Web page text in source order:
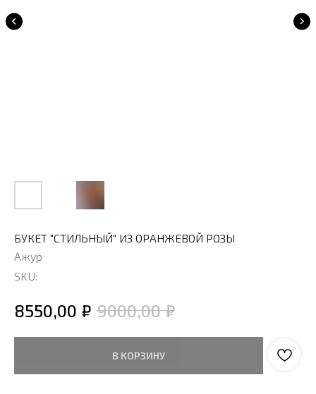
БУКЕТ "СТИЛЬНЫЙ" ИЗ ОРАНЖЕВОЙ РОЗЫ
Ажур
SKU:
8550,00 ₽ 9000,00 ₽
В КОРЗИНУ